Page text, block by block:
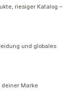
riesiger Katalog –
und globales
deiner Marke